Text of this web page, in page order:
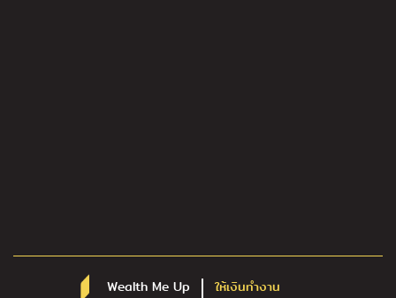
Wealth Me Up ให้เงินทำงาน